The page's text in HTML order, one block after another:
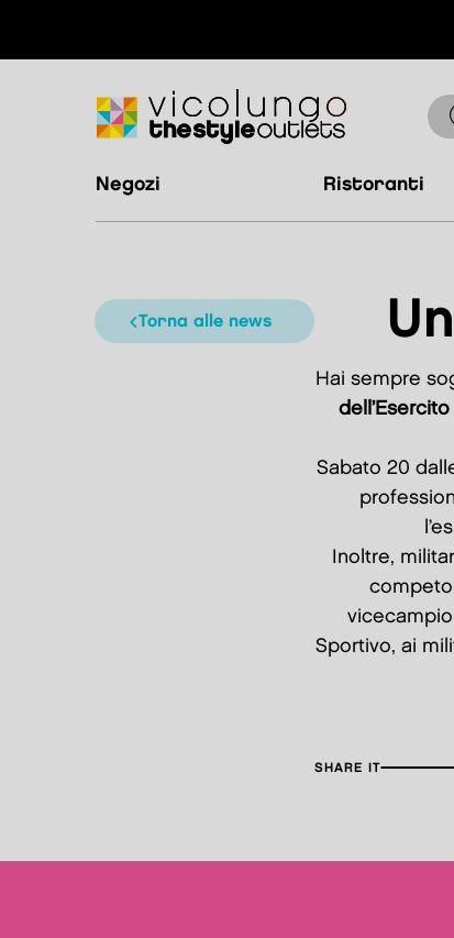
negozi ristoranti
torna alle news
Hai sempre
Sabato 20
Inoltre,
Sportivo, ai
SHARE IT